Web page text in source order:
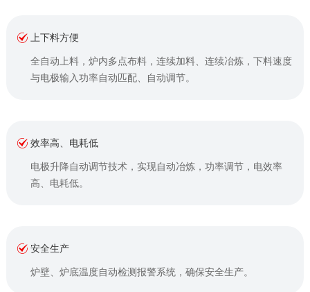
上下料方便
全自动上料，炉内多点布料，连续加料、连续冶炼，下料速度
与电极输入功率自动匹配、自动调节。
效率高、电耗低
电极升降自动调节技术，实现自动冶炼，功率调节，电效率
高、电耗低。
安全生产
炉壁、炉底温度自动检测报警系统，确保安全生产。